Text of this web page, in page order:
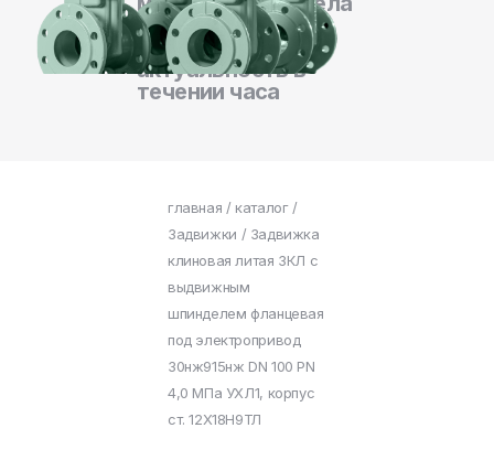
продаж
подтверждают
актуальность в
течении часа
главная / каталог/
Задвижки / Задвижка
клиновая литая ЗКЛ с
выдвижным
шпинделем фланцевая
под электропривод
30нж915нж DN 100 PN
4,0 МПа УХЛ1, корпус
ст. 12Х18Н9ТЛ